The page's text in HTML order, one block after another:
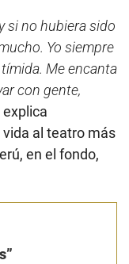
si no hubiera sido
Yo siempre
Me encanta
con gente,
explica
al teatro más
en el fondo,